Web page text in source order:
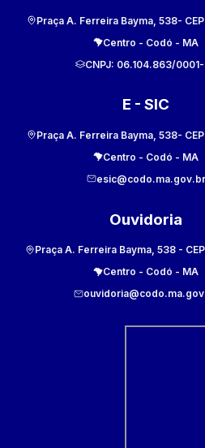
Praça A. Ferreira Bayma, 538-
Centro - Codó - MA
CNPJ: 06.104.863/
E - SIC
Praça A. Ferreira Bayma, 538-
Centro - Codó - MA
esic@codo.ma.gov.br
Ouvidoria
Praça A. Ferreira Bayma, 538 -
Centro - Codó - MA